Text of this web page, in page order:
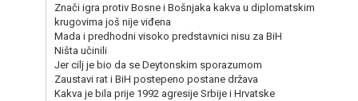
Znači igra protiv Bosne i Bošnjaka kakva u diplomatskim
krugovima još nije viđena
Mada i predhodni visoko predstavnici nisu za BiH
Ništa učinili
Jer cilj je bio da se Deytonskim sporazumom
Zaustavi rat i BiH postepeno postane država
Kakva je bila prije 1992 agresije Srbije i Hrvatske